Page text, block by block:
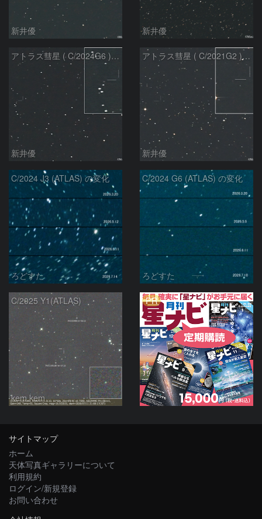
新井優 新井優
アトラス彗星 ( C/2024G6 )：2026/07/08
新井優
アトラス彗星 ( C/2021G2 )：2026/07/08
新井優
C/2024 J3 (ATLAS) の変化
ろどすた
C/2024 G6 (ATLAS) の変化
ろどすた
C/2025 Y1(ATLAS)
kem.kem
PR
サイトマップ
ホーム
天体写真ギャラリーについて
利用規約
ログイン/新規登録
お問い合わせ